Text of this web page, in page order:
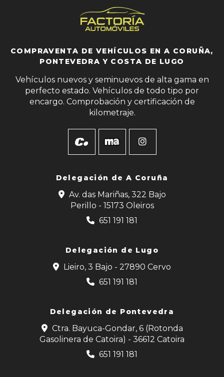
COMPRAVENTA DE VEHÍCULOS EN A CORUÑA,
PONTEVEDRA Y COSTA DE LUGO
Vehículos nuevos y seminuevos de alta gama en
perfecto estado. Vehículos de todo tipo por
encargo. Comprobación y certificación de
kilometraje.
Delegación deA Coruña
Av. das Mariñas, 322 Bajo
Perillo - 15173 Oleiros
651 191 181
Delegación de Lugo
Lieiro, 3 Bajo - 27890 Cervo
651 191 181
Delegación de Pontevedra
Ctra. Bayuca-Gondar, 6 (Rotonda
Gasolinera de Catoira) - 36612 Catoira
651 191 181